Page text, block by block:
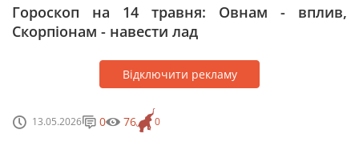
Гороскоп на 14 травня: Овнам - вплив,
Скорпіонам - навести лад
Відключити рекламу
13.05.2026 0
0 76